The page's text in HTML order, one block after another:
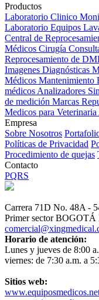
Productos
Laboratorio Clinico
Laboratorio Equipos
Central de
Médicos Cirugía
Reprocesamiento de
Imagenes Diagnósticas
Médicos Mantenimiento
médicos Analizadores
de medición Marcas
Medicos para Veterinaria
Empresa
Sobre Nosotros
Políticas de Privacidad
Procedimiento de quejas
Contacto
PQRS
Carrera 71D No. 48A -
Primer sector
Horario de atención:
Lunes y jueves de 8:00
viernes: de 7:30 a.m. a
Sitios web: